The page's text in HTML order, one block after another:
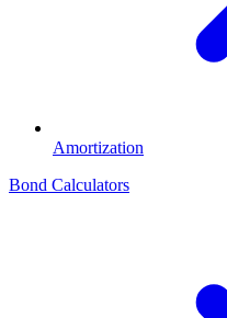
Amortization
Bond Calculators